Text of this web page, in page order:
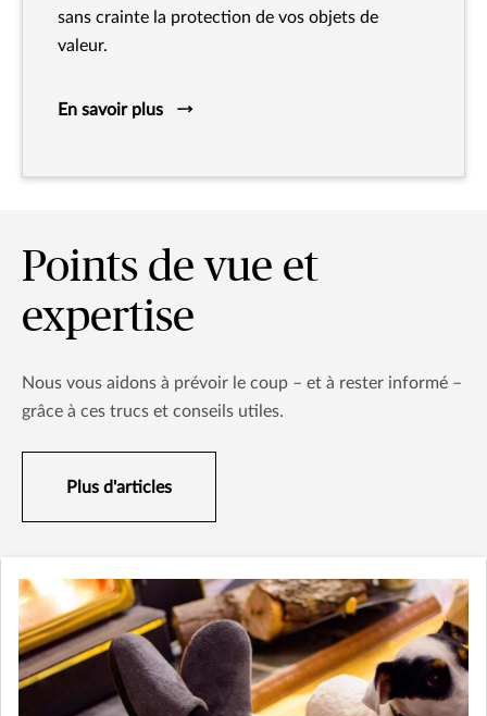
sans crainte la protection de vos objets de
valeur.
En savoir plus
Points de vue et
expertise
Nous vous aidons à prévoir le coup – et à rester informé –
grâce à ces trucs et conseils utiles.
Plus d'articles